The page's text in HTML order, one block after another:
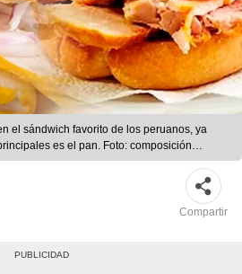
el sándwich favorito de los peruanos, ya
es el pan. Foto: composición
Instagram
Compartir